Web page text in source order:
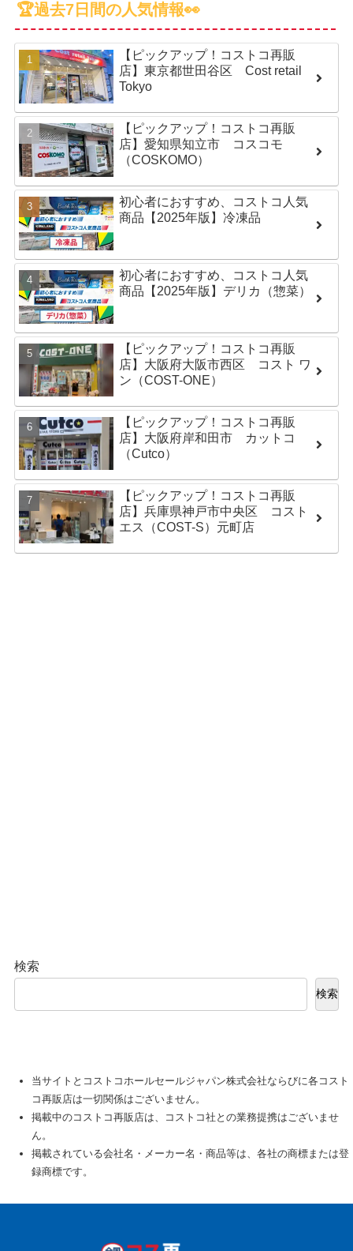
🏆過去7日間の人気情報👀
【ピックアップ！コストコ再販
店】東京都世田谷区 Cost retail
Tokyo
【ピックアップ！コストコ再販
店】愛知県知立市 コスコモ
（COSKOMO）
初心者におすすめ、コストコ人気
商品【2025年版】冷凍品
初心者におすすめ、コストコ人気
商品【2025年版】デリカ（惣菜）
【ピックアップ！コストコ再販
店】大阪府大阪市西区 コスト ワ
ン（COST-ONE）
【ピックアップ！コストコ再販
店】大阪府岸和田市 カットコ
（Cutco）
【ピックアップ！コストコ再販
店】兵庫県神戸市中央区 コスト
エス（COST-S）元町店
検索
検索
当サイトとコストコホールセールジャパン株式会社ならびに各コスト
コ再販店は一切関係はございません。
掲載中のコストコ再販店は、コストコ社との業務提携はございませ
ん。
掲載されている会社名・メーカー名・商品等は、各社の商標または登
録商標です。